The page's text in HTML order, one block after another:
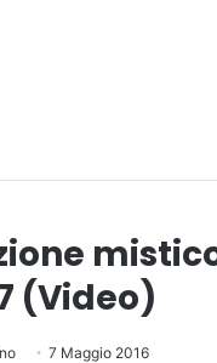
(Video)
7 Maggio 2016